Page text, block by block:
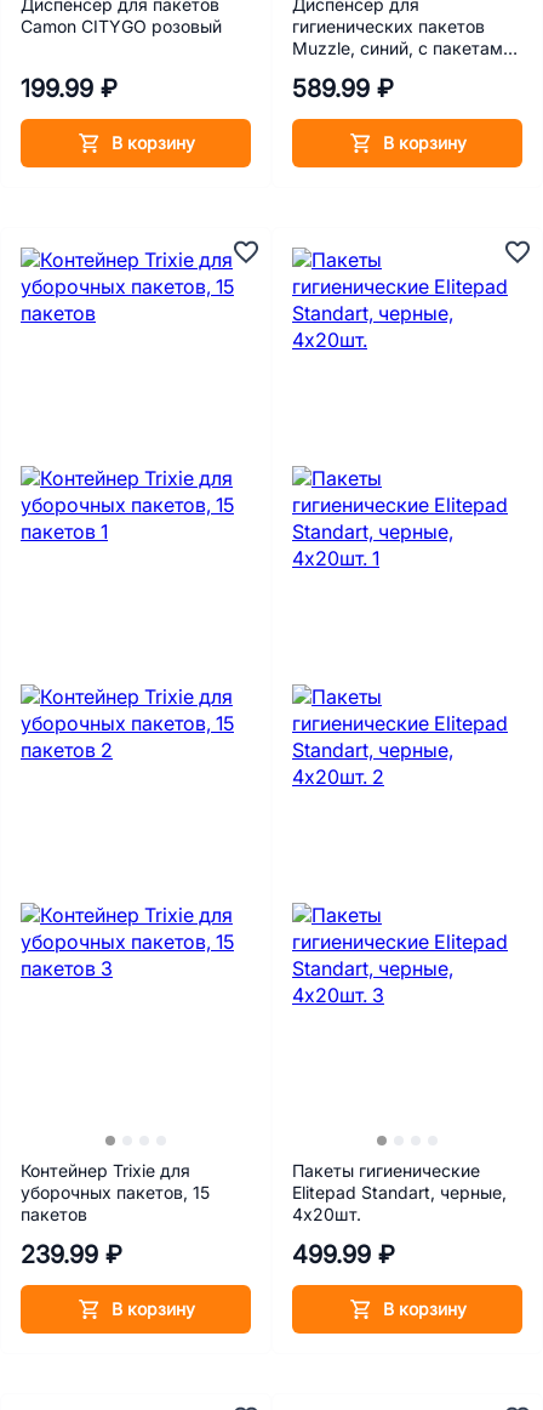
Диспенсер для пакетов
Camon CITYGO розовый
199.99 ₽
В корзину
Диспенсер для
гигиенических пакетов
Muzzle, синий, с пакетами,
589.99 ₽
В корзину
Контейнер Trixie для
уборочных пакетов, 15
пакетов
239.99 ₽
В корзину
Пакеты гигиенические
Elitepad Standart, черные,
4х20шт.
499.99 ₽
В корзину